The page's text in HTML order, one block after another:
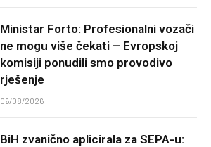
Ministar Forto: Profesionalni vozači
ne mogu više čekati – Evropskoj
komisiji ponudili smo provodivo
rješenje
06/08/2026
BiH zvanično aplicirala za SEPA-u: